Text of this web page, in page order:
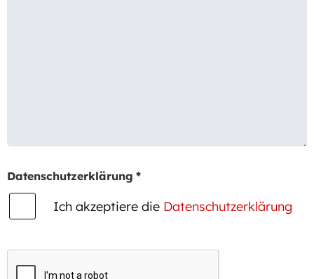
Datenschutzerklärung *
Ich akzeptiere die Datenschutzerklärung